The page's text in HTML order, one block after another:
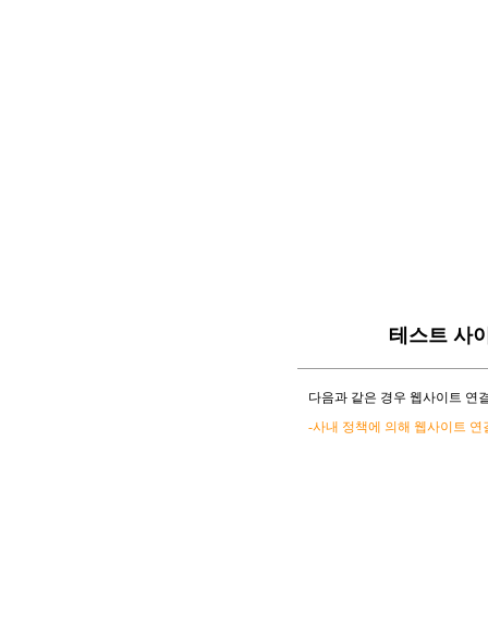
테스트 사
다음과 같은 경우 웹사이트 연
-사내 정책에 의해 웹사이트